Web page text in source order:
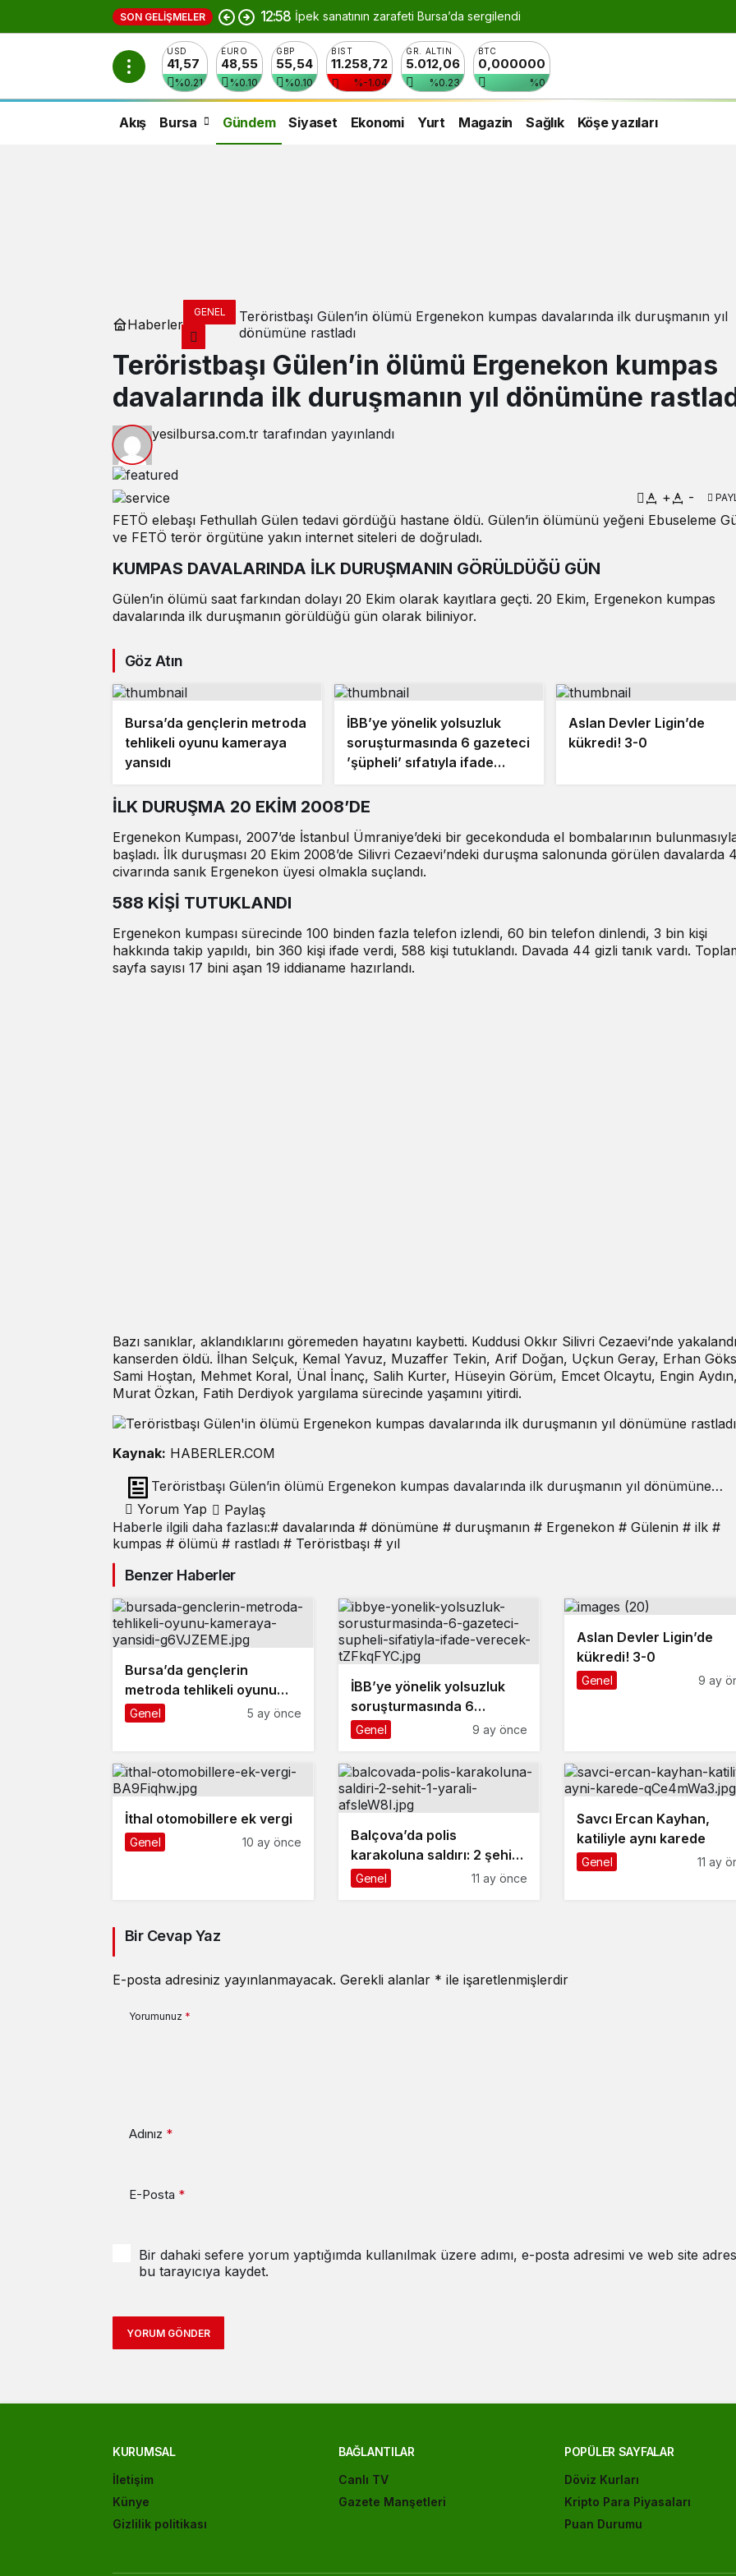
SON GELIŞMELER 12:58 İpek sanatının zarafeti Bursa’da sergilendi
USD
41,57
%0.21
EURO
48,55
%0.10
GBP
55,54
%0.10
BIST
11.258,72
%-1.04
GR. ALTIN
5.012,06
%0.23
BTC
0,000000
%0
Akış Bursa Gündem Siyaset Ekonomi Yurt Magazin Sağlık Köşe yazıları
Haberler
GENEL
Teröristbaşı Gülen’in ölümü Ergenekon kumpas davalarında ilk duruşmanın yıl
dönümüne rastladı
Teröristbaşı Gülen’in ölümü Ergenekon kumpas
davalarında ilk duruşmanın yıl dönümüne
yesilbursa.com.tr tarafından yayınlandı
+ -
FETÖ elebaşı Fethullah Gülen tedavi gördüğü hastane öldü. Gülen’in ölümünü yeğeni Ebuseleme
ve FETÖ terör örgütüne yakın internet siteleri de doğruladı.
KUMPAS DAVALARINDA İLK DURUŞMANIN GÖRÜLDÜĞÜ GÜN
Gülen’in ölümü saat farkından dolayı 20 Ekim olarak kayıtlara geçti. 20 Ekim, Ergenekon kumpas
davalarında ilk duruşmanın görüldüğü gün olarak biliniyor.
Göz Atın
Bursa’da gençlerin metroda
tehlikeli oyunu kameraya
yansıdı
İBB’ye yönelik yolsuzluk
soruşturmasında 6 gazeteci
’şüpheli’ sıfatıyla ifade
Aslan Devler Ligin’de
kükredi! 3-0
İLK DURUŞMA 20 EKİM 2008’DE
Ergenekon Kumpası, 2007’de İstanbul Ümraniye’deki bir gecekonduda el bombalarının
başladı. İlk duruşması 20 Ekim 2008’de Silivri Cezaevi’ndeki duruşma salonunda görülen davalarda
civarında sanık Ergenekon üyesi olmakla suçlandı.
588 KİŞİ TUTUKLANDI
Ergenekon kumpası sürecinde 100 binden fazla telefon izlendi, 60 bin telefon dinlendi, 3 bin kişi
hakkında takip yapıldı, bin 360 kişi ifade verdi, 588 kişi tutuklandı. Davada 44 gizli tanık vardı.
sayfa sayısı 17 bini aşan 19 iddianame hazırlandı.
Bazı sanıklar, aklandıklarını göremeden hayatını kaybetti. Kuddusi Okkır Silivri Cezaevi’nde
kanserden öldü. İlhan Selçuk, Kemal Yavuz, Muzaffer Tekin, Arif Doğan, Uçkun Geray, Erhan
Sami Hoştan, Mehmet Koral, Ünal İnanç, Salih Kurter, Hüseyin Görüm, Emcet Olcaytu, Engin
Murat Özkan, Fatih Derdiyok yargılama sürecinde yaşamını yitirdi.
Kaynak: HABERLER.COM
Teröristbaşı Gülen’in ölümü Ergenekon kumpas davalarında ilk duruşmanın yıl dönümüne
rastladı
Yorum Yap
Paylaş
Haberle ilgili daha fazlası:# davalarında # dönümüne # duruşmanın # Ergenekon # Gülenin # ilk #
kumpas # ölümü # rastladı # Teröristbaşı # yıl
Benzer Haberler
Bursa’da gençlerin
metroda tehlikeli oyunu
kameraya yansıdı
Genel 5 ay önce
İBB’ye yönelik yolsuzluk
soruşturmasında 6
gazeteci ’şüpheli’ sıfatıyla
Genel 9 ay önce
Aslan Devler Ligin’de
kükredi! 3-0
Genel 9 ay
İthal otomobillere ek vergi
Genel 10 ay önce
Balçova’da polis
karakoluna saldırı: 2 şehit,
1 yaralı
Genel 11 ay önce
Savcı Ercan Kayhan,
katiliyle aynı karede
Genel 11 ay
Bir Cevap Yaz
E-posta adresiniz yayınlanmayacak. Gerekli alanlar * ile işaretlenmişlerdir
Yorumunuz *
Adınız *
E-Posta *
Bir dahaki sefere yorum yaptığımda kullanılmak üzere adımı, e-posta adresimi ve web site
bu tarayıcıya kaydet.
YORUM GÖNDER
KURUMSAL
İletişim
Künye
Gizlilik politikası
BAĞLANTILAR
Canlı TV
Gazete Manşetleri
POPÜLER SAYFALAR
Döviz Kurları
Kripto Para Piyasaları
Puan Durumu